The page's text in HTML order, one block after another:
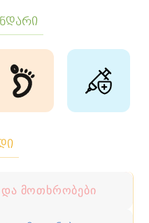
და მოთხრობები